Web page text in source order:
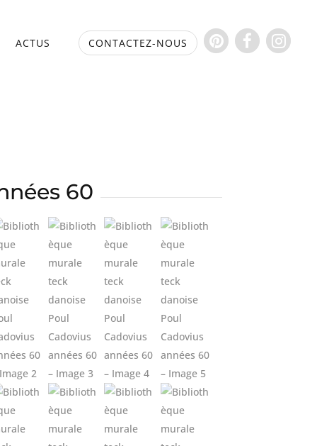
ACTUS CONTACTEZ-NOUS
60